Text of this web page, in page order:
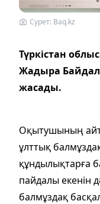
Сурет: Baq.kz
Түркістан
Жадыра
жасады.
Оқытушының
ұлттық
құндылықтарға
пайдалы екенін
балмұздақ